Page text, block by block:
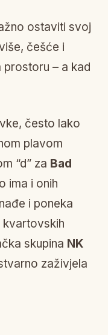
ostaviti svoj
češće i
prostoru – a kad
često lako
plavom
“d” za Bad
ima i onih
i poneka
kvartovskih
skupina NK
zaživjela